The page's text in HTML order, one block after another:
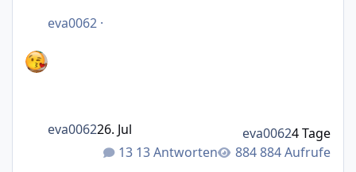
eva0062 ·
13 Antworten 884 Aufrufe
eva006226. Jul eva00624 Tage